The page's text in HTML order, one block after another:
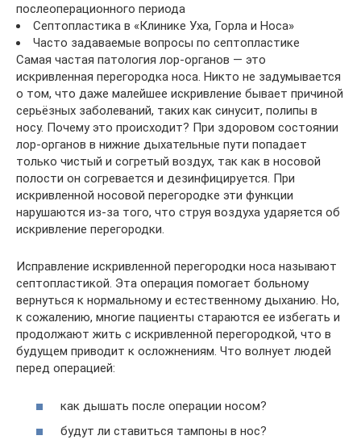
послеоперационного периода
Септопластика в «Клинике Уха, Горла и Носа»
Часто задаваемые вопросы по септопластике
Самая частая патология лор-органов — это
искривленная перегородка носа. Никто не задумывается
о том, что даже малейшее искривление бывает причиной
серьёзных заболеваний, таких как синусит, полипы в
носу. Почему это происходит? При здоровом состоянии
лор-органов в нижние дыхательные пути попадает
только чистый и согретый воздух, так как в носовой
полости он согревается и дезинфицируется. При
искривленной носовой перегородке эти функции
нарушаются из-за того, что струя воздуха ударяется об
искривление перегородки.
Исправление искривленной перегородки носа называют
септопластикой. Эта операция помогает больному
вернуться к нормальному и естественному дыханию. Но,
к сожалению, многие пациенты стараются ее избегать и
продолжают жить с искривленной перегородкой, что в
будущем приводит к осложнениям. Что волнует людей
перед операцией:
как дышать после операции носом?
будут ли ставиться тампоны в нос?